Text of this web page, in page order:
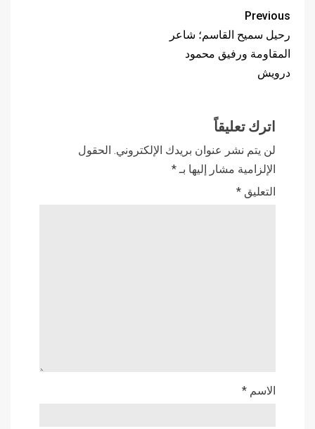
Previous
رحيل سميح القاسم؛ شاعر
المقاومة ورفيق محمود
درويش
اترك تعليقاً
لن يتم نشر عنوان بريدك الإلكتروني. الحقول
الإلزامية مشار إليها بـ*
التعليق *
الاسم *